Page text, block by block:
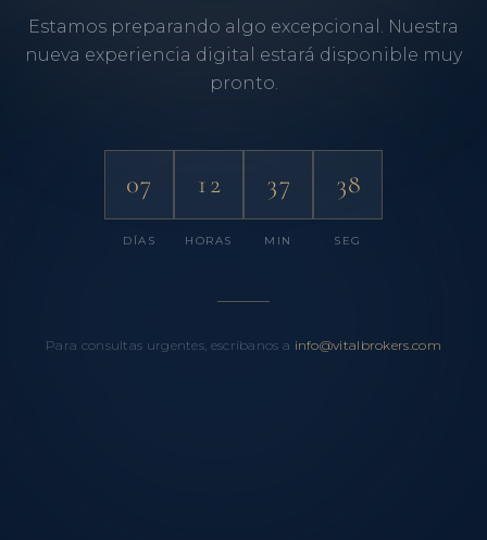
Estamos preparando algo excepcional. Nuestra
nueva experiencia digital estará disponible muy
pronto.
07
DÍAS
12
HORAS
37
MIN
38
SEG
Para consultas urgentes, escríbanos a info@vitalbrokers.com